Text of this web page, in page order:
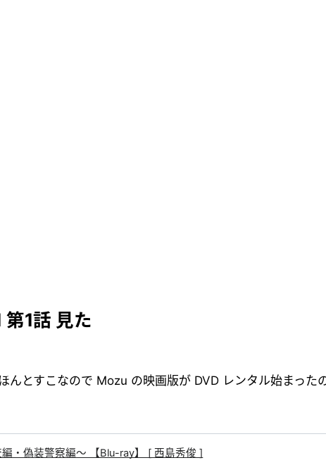
1話 見た
んとすこなので Mozu の映画版が DVD レンタル始まった
・偽装警察編〜 【Blu-ray】 [ 西島秀俊 ]